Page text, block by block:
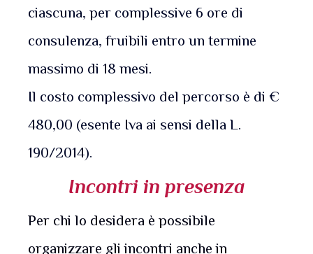
ciascuna, per complessive 6 ore di
consulenza, fruibili entro un termine
massimo di 18 mesi.
Il costo complessivo del percorso è di €
480,00 (esente Iva ai sensi della L.
190/2014).
Incontri in presenza
Per chi lo desidera è possibile
organizzare gli incontri anche in